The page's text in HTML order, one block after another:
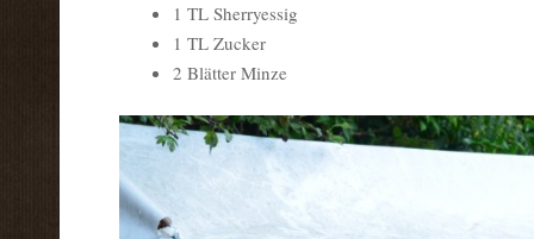
1 TL Sherryessig
1 TL Zucker
2 Blätter Minze